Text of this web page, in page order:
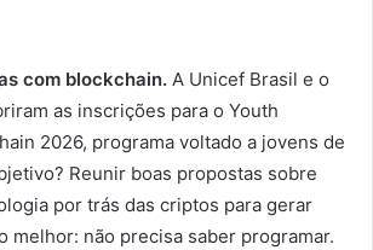
com blockchain. A Unicef Brasil e o
as inscrições para o Youth
2026, programa voltado a jovens de
Reunir boas propostas sobre
por trás das criptos para gerar
melhor: não precisa saber programar.